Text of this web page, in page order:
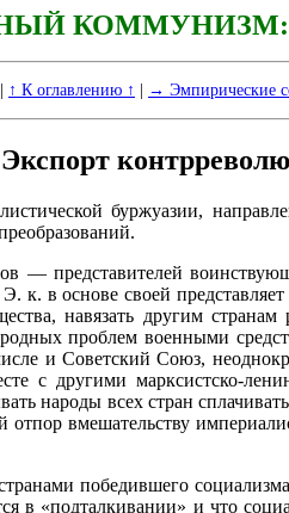
КОММУНИЗМ:
| ↑ К оглавлению ↑ | → Эмпирические
Экспорт
буржуазии,
— представителей
Э. к. в основе своей
навязать другим
проблем военными
и Советский Союз,
другими марксистско-
всех стран
отпор вмешательству
победившего
в «подталкивании» и что